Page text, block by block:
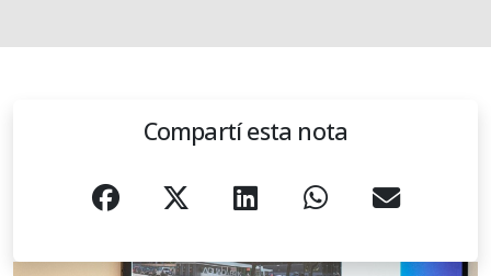
Compartí esta nota